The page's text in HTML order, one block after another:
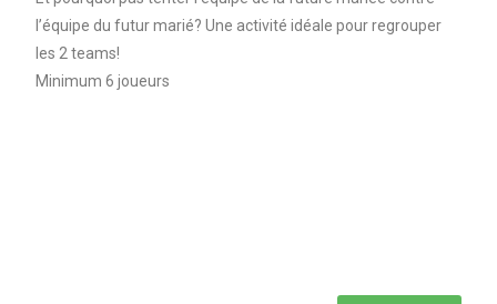
l’équipe du futur marié? Une activité idéale pour regrouper
les 2 teams!
Minimum 6 joueurs